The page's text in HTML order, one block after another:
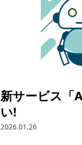
新サービス「
い!
2026.01.26